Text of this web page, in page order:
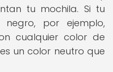
tu mochila. Si tu
por ejemplo,
cualquier color de
un color neutro que